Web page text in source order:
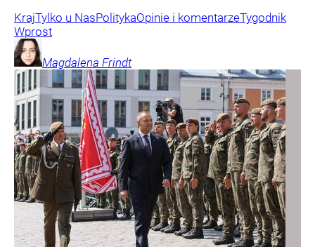
KrajTylko u NasPolitykaOpinie i komentarzeTygodnik
Wprost
Magdalena Frindt